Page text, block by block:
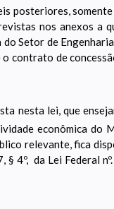
posteriores,
nos anexos a
Setor de
contrato de
nesta lei, que
econômica do
relevante, fica
4º, da Lei Federal